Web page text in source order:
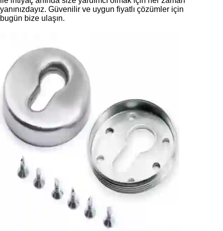
yanınızdayız. Güvenilir ve uygun fiyatlı çözümler için
bugün bize ulaşın.